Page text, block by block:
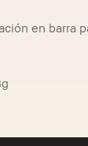
en barra